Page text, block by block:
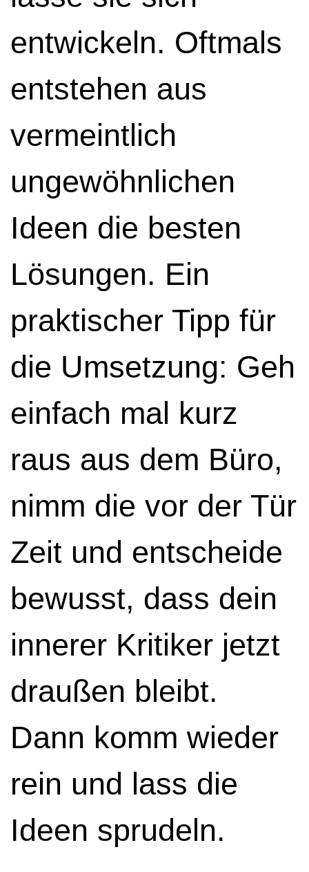
entwickeln. Oftmals
entstehen aus
vermeintlich
ungewöhnlichen
Ideen die besten
Lösungen. Ein
praktischer Tipp für
die Umsetzung: Geh
einfach mal kurz
raus aus dem Büro,
nimm die vor der Tür
Zeit und entscheide
bewusst, dass dein
innerer Kritiker jetzt
draußen bleibt.
Dann komm wieder
rein und lass die
Ideen sprudeln.